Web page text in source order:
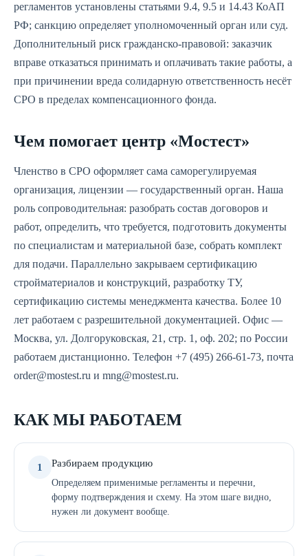
регламентов установлены статьями 9.4, 9.5 и 14.43 КоАП
РФ; санкцию определяет уполномоченный орган или суд.
Дополнительный риск гражданско-правовой: заказчик
вправе отказаться принимать и оплачивать такие работы, а
при причинении вреда солидарную ответственность несёт
СРО в пределах компенсационного фонда.
Чем помогает центр «Мостест»
Членство в СРО оформляет сама саморегулируемая
организация, лицензии — государственный орган. Наша
роль сопроводительная: разобрать состав договоров и
работ, определить, что требуется, подготовить документы
по специалистам и материальной базе, собрать комплект
для подачи. Параллельно закрываем сертификацию
стройматериалов и конструкций, разработку ТУ,
сертификацию системы менеджмента качества. Более 10
лет работаем с разрешительной документацией. Офис —
Москва, ул. Долгоруковская, 21, стр. 1, оф. 202; по России
работаем дистанционно. Телефон +7 (495) 266-61-73, почта
order@mostest.ru и mng@mostest.ru.
КАК МЫ РАБОТАЕМ
1 Разбираем продукцию
Определяем применимые регламенты и перечни,
форму подтверждения и схему. На этом шаге видно,
нужен ли документ вообще.